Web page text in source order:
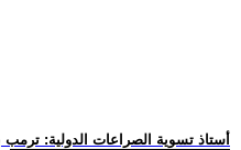
.. أستاذ تسوية الصراعات الدولية: